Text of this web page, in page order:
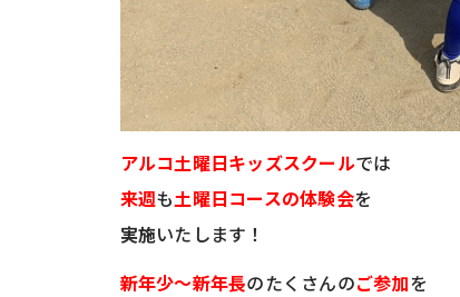
アルコ土曜日キッズスクールでは
来週も土曜日コースの体験会を
実施いたします！
新年少～新年長のたくさんのご参加を